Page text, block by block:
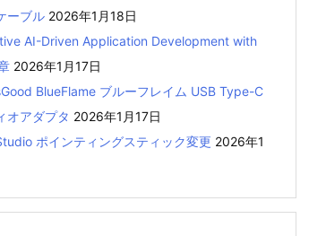
ーブル 2026年1月18日
AI-Driven Application Development with
2026年1月17日
BlueFlame ブルーフレイム USB Type-C
オアダプタ 2026年1月17日
ポインティングスティック変更 2026年1